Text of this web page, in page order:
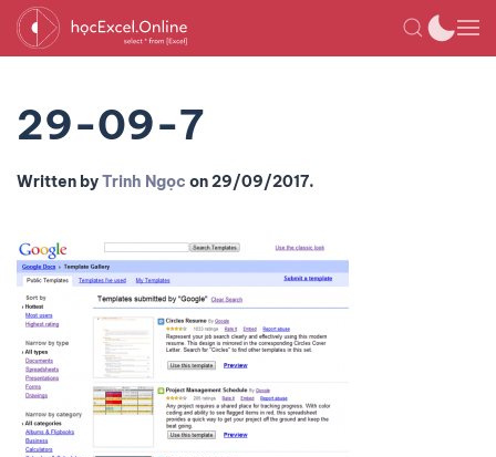
29-09-7
Written byTrinh Ngọc on29/09/2017.